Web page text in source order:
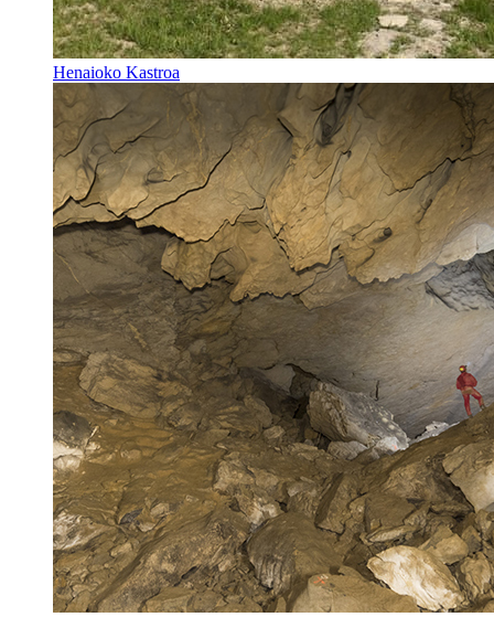
Henaioko Kastroa